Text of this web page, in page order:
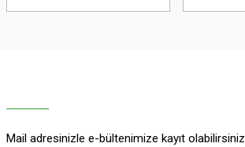
Mail adresinizle e-bültenimize kayıt olabilirsiniz.